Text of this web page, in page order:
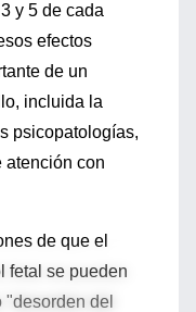
y 5 de cada
efectos
de un
incluida la
psicopatologías,
atención con
de que el
fetal se pueden
del